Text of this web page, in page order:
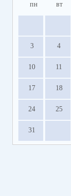
пн вт
3 4
10 11
17 18
24 25
31